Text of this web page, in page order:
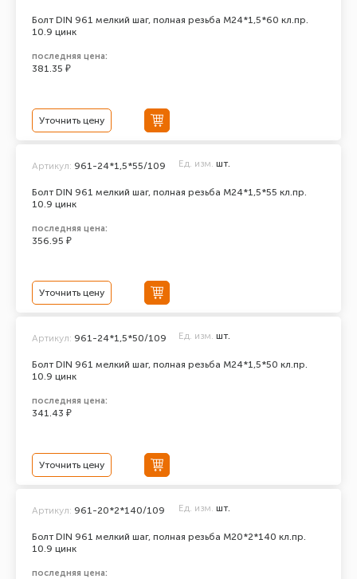
Болт DIN 961 мелкий шаг, полная резьба M24*1,5*60 кл.пр.
10.9 цинк
последняя цена:
381.35 ₽
Уточнить цену
Болт DIN 961 мелкий шаг, полная резьба M24*1,5*55 кл.пр.
10.9 цинк
Артикул: 961-24*1,5*55/109 Ед. изм. шт.
последняя цена:
356.95 ₽
Уточнить цену
Болт DIN 961 мелкий шаг, полная резьба M24*1,5*50 кл.пр.
10.9 цинк
Артикул: 961-24*1,5*50/109 Ед. изм. шт.
последняя цена:
341.43 ₽
Уточнить цену
Болт DIN 961 мелкий шаг, полная резьба M20*2*140 кл.пр.
10.9 цинк
Артикул: 961-20*2*140/109 Ед. изм. шт.
последняя цена: